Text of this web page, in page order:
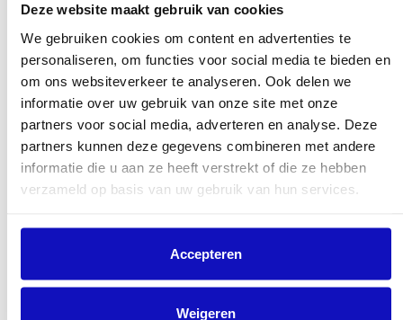
Deze website maakt gebruik van cookies
We gebruiken cookies om content en advertenties te
personaliseren, om functies voor social media te bieden en
om ons websiteverkeer te analyseren. Ook delen we
informatie over uw gebruik van onze site met onze
partners voor social media, adverteren en analyse. Deze
partners kunnen deze gegevens combineren met andere
informatie die u aan ze heeft verstrekt of die ze hebben
verzameld op basis van uw gebruik van hun services.
Accepteren
Weigeren
toestemming of compensatie.
Op de middel- tot lange termijn bestaat het risico dat door
AI gegenereerde muziek zal kunnen concurreren met
menselijke makers, omdat AI-applicaties mogelijk een
sneller, gerichter en goedkoper alternatief kunnen bieden.
Natuurlijk zijn er ook positieve gevolgen. AI opent nieuwe
mogelijkheden binnen het creatieproces van muzikanten
waardoor meer mensen in staat zullen zijn om zich creatief
Sherlo:
voorzien van geavanceerde creatieve tools, zoals AI-